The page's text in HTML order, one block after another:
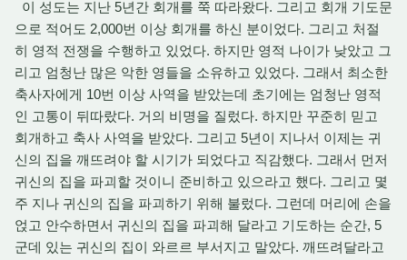
이 성도는 지난 5년간 회개를 쭉 따라왔다. 그리고 회개 기도문
으로 적어도 2,000번 이상 회개를 하신 분이었다. 그리고 처절
히 영적 전쟁을 수행하고 있었다. 하지만 영적 나이가 낮았고 그
리고 엄청난 많은 악한 영들을 소유하고 있었다. 그래서 최소한
축사자에게 10번 이상 사역을 받았는데 초기에는 엄청난 영적
인 고통이 뒤따랐다. 거의 비명을 질렀다. 하지만 꾸준히 믿고
회개하고 축사 사역을 받았다. 그리고 5년이 지나서 이제는 귀
신의 집을 깨뜨려야 할 시기가 되었다고 직감했다. 그래서 먼저
귀신의 집을 파괴할 것이니 준비하고 있으라고 했다. 그리고 몇
주 지나 귀신의 집을 파괴하기 위해 불렀다. 그런데 머리에 손을
얹고 안수하면서 귀신의 집을 파괴해 달라고 기도하는 순간, 5
군데 있는 귀신의 집이 와르르 부서지고 말았다. 깨뜨려달라고